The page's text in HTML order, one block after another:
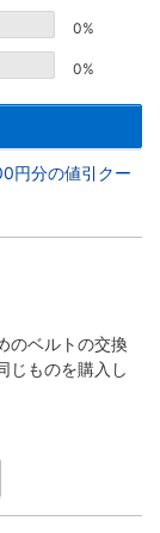
0%
0%
円分の値引クー
のベルトの交換
じものを購入し